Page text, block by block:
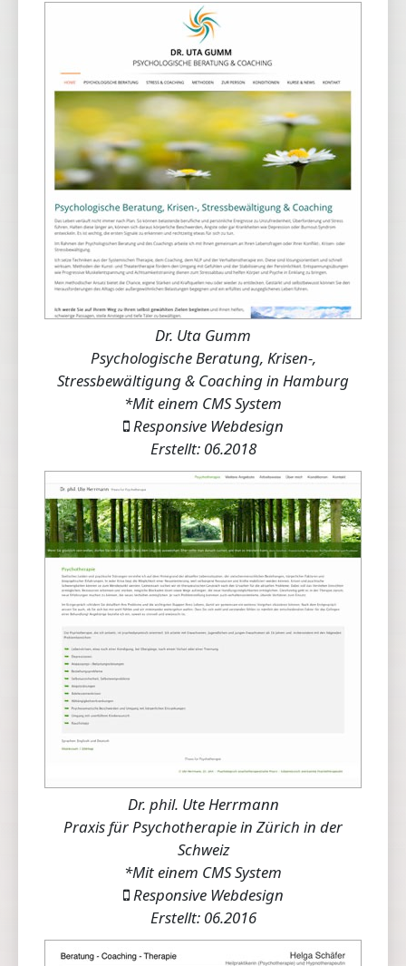
Dr. Uta Gumm
Psychologische Beratung, Krisen-,
Stressbewältigung & Coaching in Hamburg
*Mit einem CMS System
Responsive Webdesign
Erstellt: 06.2018
Dr. phil. Ute Herrmann
Praxis für Psychotherapie in Zürich in der
Schweiz
*Mit einem CMS System
Responsive Webdesign
Erstellt: 06.2016